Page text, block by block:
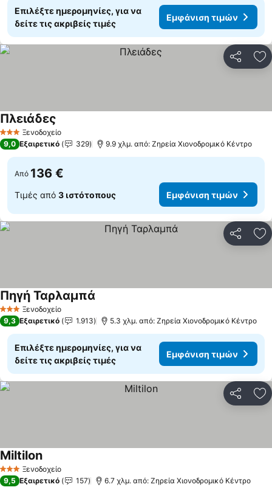
Επιλέξτε ημερομηνίες, για να
δείτε τις ακριβείς τιμές
Εμφάνιση τιμών
3 ΑστέριαΞενοδοχείο
Πλειάδες
9,0 Εξαιρετικό 329 9.9 χλμ. από: Ζηρεία Χιονοδρομικό Κέντρο
Από 136 €
Τιμές από 3 ιστότοπους Εμφάνιση τιμών
3 ΑστέριαΞενοδοχείο
Πηγή Ταρλαμπά
9,3 Εξαιρετικό 1.913 5.3 χλμ. από: Ζηρεία Χιονοδρομικό Κέντρο
Επιλέξτε ημερομηνίες, για να
δείτε τις ακριβείς τιμές
Εμφάνιση τιμών
3 ΑστέριαΞενοδοχείο
Miltilon
9,5 Εξαιρετικό 157 6.7 χλμ. από: Ζηρεία Χιονοδρομικό Κέντρο